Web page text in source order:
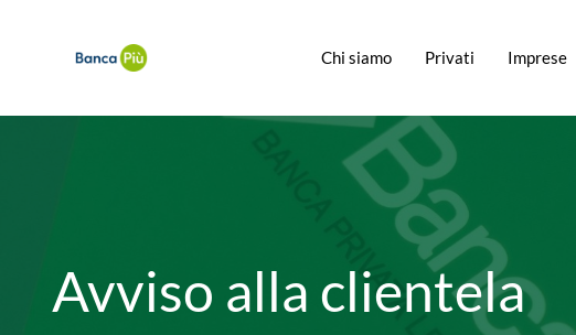
Chi siamo Privati Imprese
Avviso alla clientela